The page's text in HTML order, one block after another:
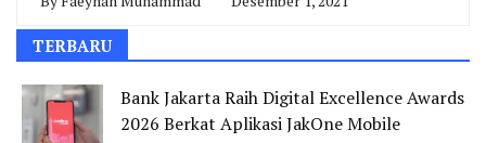
TERBARU
Bank Jakarta Raih Digital Excellence Awards
2026 Berkat Aplikasi JakOne Mobile